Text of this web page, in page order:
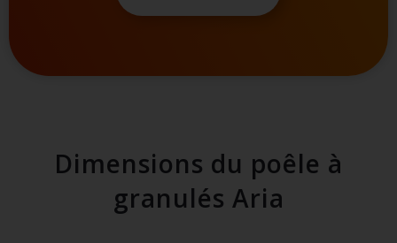
Dimensions du poêle à
granulés Aria